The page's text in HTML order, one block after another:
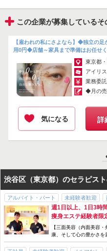
この企業が募集しているそ
【雇われの私にさよなら】◆独立の足
用0円◆店舗～家具まで準備はお任せ
上稼げるアイリストを目指せます...
東京都
アイリ
業務委託
◆月の売り上げ
気になる 詳
渋谷区（東京都）のセラピス
アルバイト・パート 未経験者歓迎
社会保険完備
歩合・インセンティブ
研修制度あり
社員登用あり 産休・
駅チカ
新規フリー客多数 サロン見
週1日以上、1日3時
痩身エステ経験者
修充実！
【三面美容（内面美容
康、そして心の豊かさを
「お客様の理想の美に